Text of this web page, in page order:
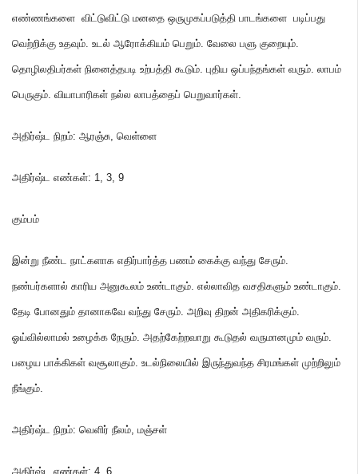
எண்ணங்களை விட்டுவிட்டு மனதை ஒருமுகப்படுத்தி பாடங்களை படிப்பது
வெற்றிக்கு உதவும். உடல் ஆரோக்கியம் பெறும். வேலை பளு குறையும்.
தொழிலதிபர்கள் நினைத்தபடி உற்பத்தி கூடும். புதிய ஒப்பந்தங்கள் வரும். லாபம்
பெருகும். வியாபாரிகள் நல்ல லாபத்தைப் பெறுவார்கள்.
அதிர்ஷ்ட நிறம்: ஆரஞ்சு, வெள்ளை
அதிர்ஷ்ட எண்கள்: 1, 3, 9
கும்பம்
இன்று நீண்ட நாட்களாக எதிர்பார்த்த பணம் கைக்கு வந்து சேரும்.
நண்பர்களால் காரிய அனுகூலம் உண்டாகும். எல்லாவித வசதிகளும் உண்டாகும்.
தேடி போனதும் தானாகவே வந்து சேரும். அறிவு திறன் அதிகரிக்கும்.
ஓய்வில்லாமல் உழைக்க நேரும். அதற்கேற்றவாறு கூடுதல் வருமானமும் வரும்.
பழைய பாக்கிகள் வசூலாகும். உடல்நிலையில் இருந்துவந்த சிரமங்கள் முற்றிலும்
நீங்கும்.
அதிர்ஷ்ட நிறம்: வெளிர் நீலம், மஞ்சள்
அதிர்ஷ்ட எண்கள்: 4, 6